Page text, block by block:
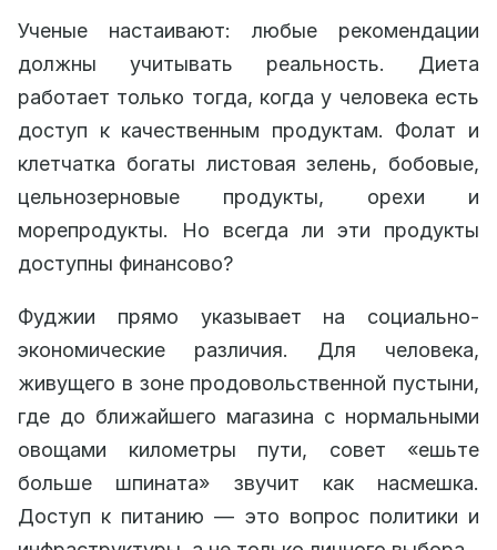
Ученые настаивают: любые рекомендации
должны учитывать реальность. Диета
работает только тогда, когда у человека есть
доступ к качественным продуктам. Фолат и
клетчатка богаты листовая зелень, бобовые,
цельнозерновые продукты, орехи и
морепродукты. Но всегда ли эти продукты
доступны финансово?
Фуджии прямо указывает на социально-
экономические различия. Для человека,
живущего в зоне продовольственной пустыни,
где до ближайшего магазина с нормальными
овощами километры пути, совет «ешьте
больше шпината» звучит как насмешка.
Доступ к питанию — это вопрос политики и